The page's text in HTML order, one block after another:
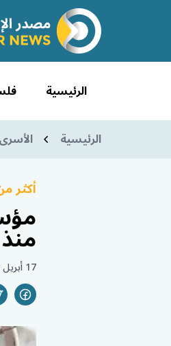
الرئيسية
الرئيسية الأسرى
أكثر من 9600 أسير في سجون الاحتلال بينهم نساء وأطفال وآلاف
منذ
17 أبريل 2026 12:00 ص